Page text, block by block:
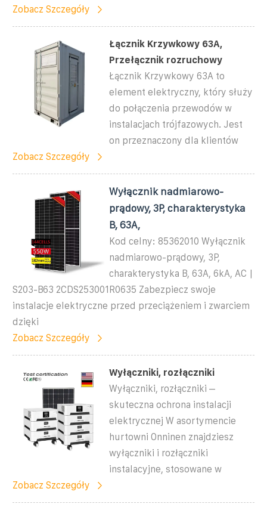
Zobacz Szczegóły
Łącznik Krzywkowy 63A,
Przełącznik rozruchowy
Łącznik Krzywkowy 63A to
element elektryczny, który służy
do połączenia przewodów w
instalacjach trójfazowych. Jest
on przeznaczony dla klientów
Zobacz Szczegóły
Wyłącznik nadmiarowo-
prądowy, 3P, charakterystyka
B, 63A,
Kod celny: 85362010 Wyłącznik
nadmiarowo-prądowy, 3P,
charakterystyka B, 63A, 6kA, AC |
S203-B63 2CDS253001R0635 Zabezpiecz swoje
instalacje elektryczne przed przeciążeniem i zwarciem
dzięki
Zobacz Szczegóły
Wyłączniki, rozłączniki
Wyłączniki, rozłączniki –
skuteczna ochrona instalacji
elektrycznej W asortymencie
hurtowni Onninen znajdziesz
wyłączniki i rozłączniki
instalacyjne, stosowane w
Zobacz Szczegóły